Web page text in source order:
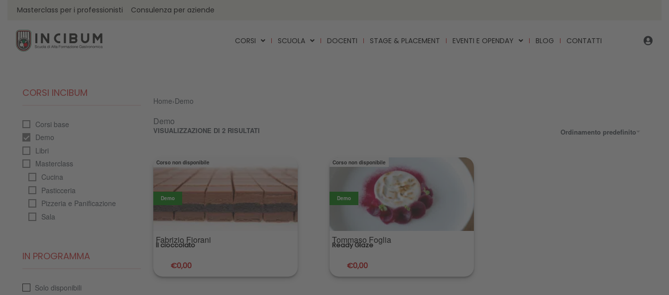
Masterclass per i professionisti Consulenza per aziende
CORSI SCUOLA DOCENTI STAGE & PLACEMENT EVENTI E OPENDAY BLOG CONTATTI
CORSI INCIBUM
Corsi base
Demo
Libri
Masterclass
Cucina
Pasticceria
Pizzeria e Panificazione
Sala
IN PROGRAMMA
Solo disponibili
Home›Demo
Demo
VISUALIZZAZIONE DI 2 RISULTATI Ordinamento predefinito
Corso non disponibile
Fabrizio Fiorani
Demo
Il cioccolato
€0,00
Corso non disponibile
Tommaso Foglia
Demo
Ready Glaze
€0,00